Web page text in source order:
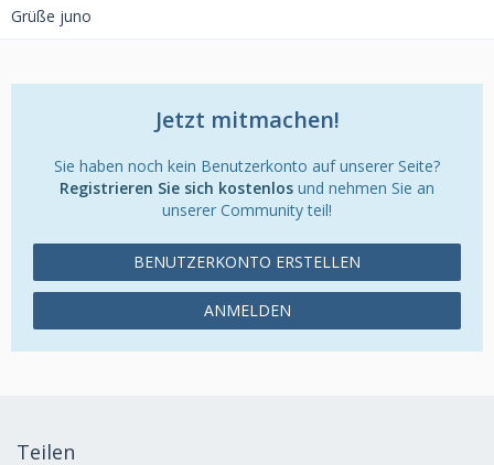
Grüße juno
Jetzt mitmachen!
Sie haben noch kein Benutzerkonto auf unserer Seite?
Registrieren Sie sich kostenlos und nehmen Sie an
unserer Community teil!
BENUTZERKONTO ERSTELLEN
ANMELDEN
Teilen